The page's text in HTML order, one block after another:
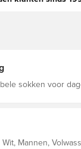
sokken voor
Mannen,